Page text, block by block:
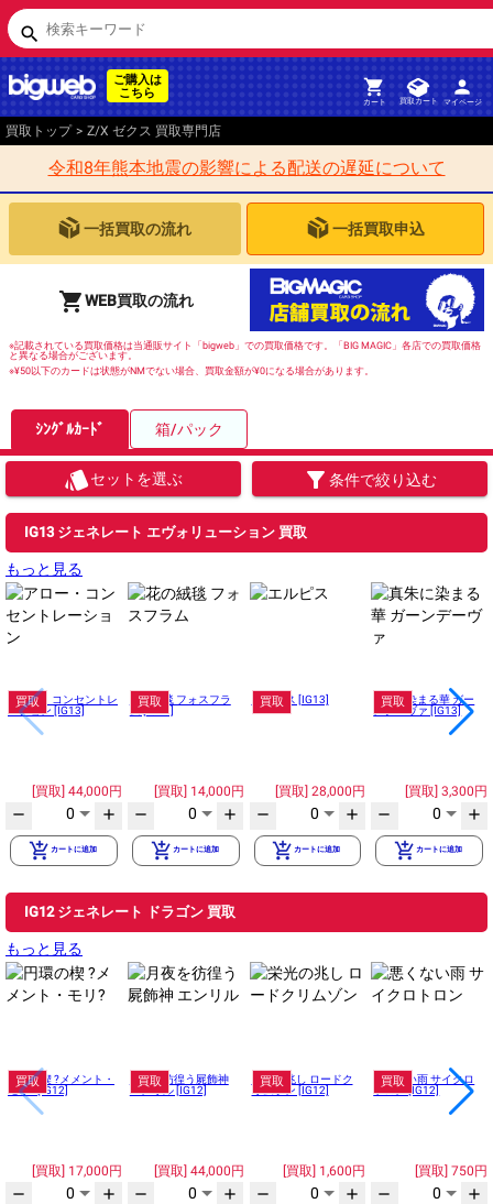
ご購入は
こちら
shopping_cart
カート 買取カート
person
マイページ
買取トップ > Z/X ゼクス 買取専門店
令和8年熊本地震の影響による配送の遅延について
search 検索キーワード
一括買取の流れ 一括買取申込
shopping_cartWEB買取の流れ
※記載されている買取価格は当通販サイト「bigweb」での買取価格です。「BIG MAGIC」各店での買取価格
と異なる場合がございます。
※¥50以下のカードは状態がNMでない場合、買取金額が¥0になる場合があります。
ｼﾝｸﾞﾙｶｰﾄﾞ 箱/パック
styleセットを選ぶ filter_alt 条件で絞り込む
IG13 ジェネレート エヴォリューション 買取
もっと見る
買取
アロー・コンセントレ
ーション [IG13]
44,000円
remove 0 add
add_shopping_cart カートに追加
買取
花の絨毯 フォスフラ
ム [IG13]
14,000円
remove 0 add
add_shopping_cart カートに追加
買取
エルピス [IG13]
28,000円
remove 0 add
add_shopping_cartカートに追加
買取
真朱に染まる華 ガー
ンデーヴァ [IG13]
3,300円
remove 0 add
add_shopping_cartカートに追加
IG12 ジェネレート ドラゴン 買取
もっと見る
買取
円環の楔 ?メメント・
モリ? [IG12]
17,000円
remove 0 add
買取
月夜を彷徨う屍飾神
エンリル [IG12]
44,000円
remove 0 add
買取
栄光の兆し ロードク
リムゾン [IG12]
1,600円
remove 0 add
買取
悪くない雨 サイクロ
トロン [IG12]
750円
remove 0 add